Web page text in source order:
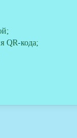
QR-кода;